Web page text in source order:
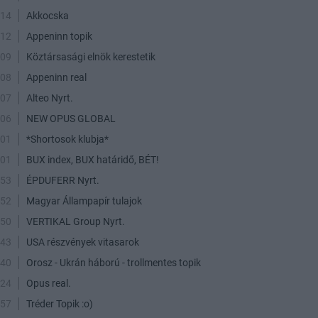
Akkocska
Appeninn topik
Köztársasági elnök kerestetik
Appeninn real
Alteo Nyrt.
NEW OPUS GLOBAL
*Shortosok klubja*
BUX index, BUX határidő, BÉT!
ÉPDUFERR Nyrt.
Magyar Állampapír tulajok
VERTIKAL Group Nyrt.
USA részvények vitasarok
Orosz - Ukrán háború - trollmentes topik
Opus real.
Tréder Topik :o)